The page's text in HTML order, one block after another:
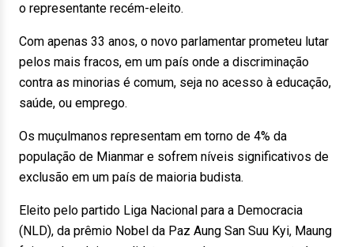
o representante recém-eleito.
Com apenas 33 anos, o novo parlamentar prometeu lutar
pelos mais fracos, em um país onde a discriminação
contra as minorias é comum, seja no acesso à educação,
saúde, ou emprego.
Os muçulmanos representam em torno de 4% da
população de Mianmar e sofrem níveis significativos de
exclusão em um país de maioria budista.
Eleito pelo partido Liga Nacional para a Democracia
(NLD), da prêmio Nobel da Paz Aung San Suu Kyi, Maung